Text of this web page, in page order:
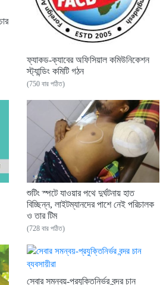
ফ্যাকড-ক্যাবের অফিসিয়াল কমিউনিকেশন
স্ট্যান্ডিং কমিটি গঠন
(750 বার পঠিত)
শুটিং স্পটে যাওয়ার পথে দুর্ঘটনায় হাত
বিচ্ছিন্ন, লাইটম্যানদের পাশে নেই পরিচালক
ও তার টিম
(728 বার পঠিত)
সেবার সমন্বয়-প্রযুক্তিনির্ভর বন্দর চান